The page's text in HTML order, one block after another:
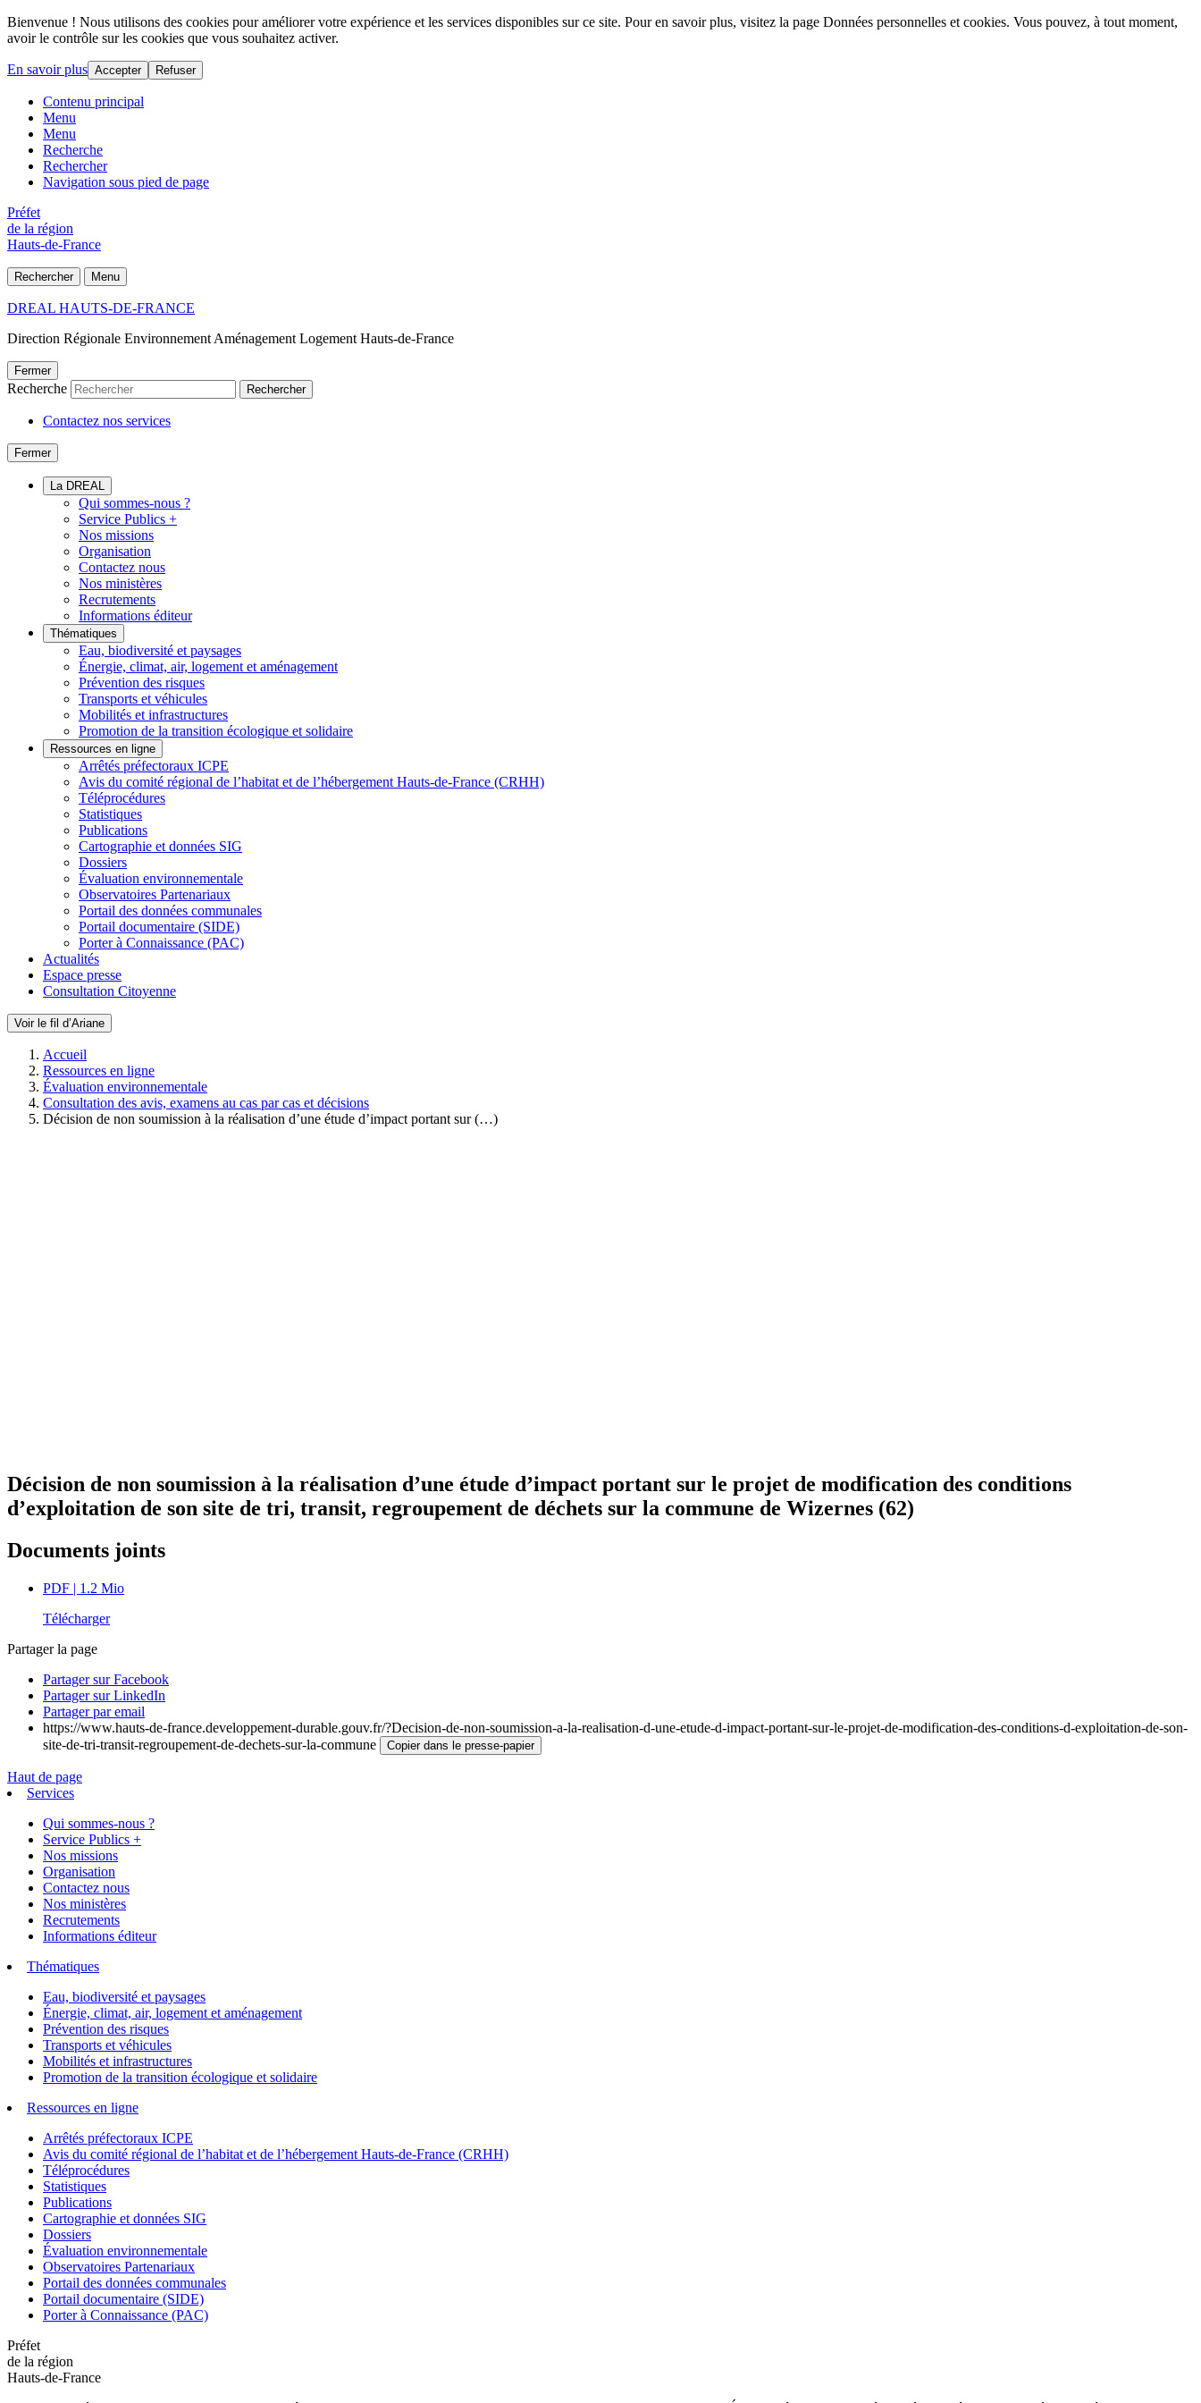
Bienvenue ! Nous utilisons des cookies pour améliorer votre expérience et les services disponibles sur ce site. Pour en savoir plus, visitez la page Données personnelles et cookies. Vous pouvez, à tout moment,
avoir le contrôle sur les cookies que vous souhaitez activer.
En savoir plus Accepter Refuser
Contenu principal
Menu
Menu
Recherche
Rechercher
Navigation sous pied de page
Préfet
de la région
Hauts-de-France
Rechercher Menu
DREAL HAUTS-DE-FRANCE
Direction Régionale Environnement Aménagement Logement Hauts-de-France
Fermer
Recherche Rechercher
Contactez nos services
Fermer
La DREAL
Qui sommes-nous ?
Service Publics +
Nos missions
Organisation
Contactez nous
Nos ministères
Recrutements
Informations éditeur
Thématiques
Eau, biodiversité et paysages
Énergie, climat, air, logement et aménagement
Prévention des risques
Transports et véhicules
Mobilités et infrastructures
Promotion de la transition écologique et solidaire
Ressources en ligne
Arrêtés préfectoraux ICPE
Avis du comité régional de l’habitat et de l’hébergement Hauts-de-France (CRHH)
Téléprocédures
Statistiques
Publications
Cartographie et données SIG
Dossiers
Évaluation environnementale
Observatoires Partenariaux
Portail des données communales
Portail documentaire (SIDE)
Porter à Connaissance (PAC)
Actualités
Espace presse
Consultation Citoyenne
Voir le fil d’Ariane
Accueil
Ressources en ligne
Évaluation environnementale
Consultation des avis, examens au cas par cas et décisions
Décision de non soumission à la réalisation d’une étude d’impact portant sur (…)
Décision de non soumission à la réalisation d’une étude d’impact portant sur le projet de modification des conditions
d’exploitation de son site de tri, transit, regroupement de déchets sur la commune de Wizernes (62)
Documents joints
PDF | 1.2 Mio
Télécharger
Partager la page
Partager sur Facebook
Partager sur LinkedIn
Partager par email
https://www.hauts-de-france.developpement-durable.gouv.fr/?Decision-de-non-soumission-a-la-realisation-d-une-etude-d-impact-portant-sur-le-projet-de-modification-des-conditions-d-exploitation-de-son-
site-de-tri-transit-regroupement-de-dechets-sur-la-commune
Copier dans le presse-papier
Haut de page
Services
Qui sommes-nous ?
Service Publics +
Nos missions
Organisation
Contactez nous
Nos ministères
Recrutements
Informations éditeur
Thématiques
Eau, biodiversité et paysages
Énergie, climat, air, logement et aménagement
Prévention des risques
Transports et véhicules
Mobilités et infrastructures
Promotion de la transition écologique et solidaire
Ressources en ligne
Arrêtés préfectoraux ICPE
Avis du comité régional de l’habitat et de l’hébergement Hauts-de-France (CRHH)
Téléprocédures
Statistiques
Publications
Cartographie et données SIG
Dossiers
Évaluation environnementale
Observatoires Partenariaux
Portail des données communales
Portail documentaire (SIDE)
Porter à Connaissance (PAC)
Préfet
de la région
Hauts-de-France